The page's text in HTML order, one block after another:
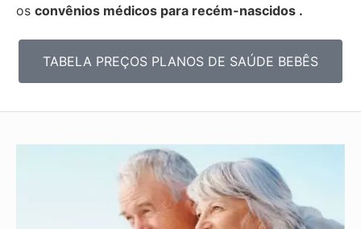
os convênios médicos para recém-nascidos .
TABELA PREÇOS PLANOS DE SAÚDE BEBÊS